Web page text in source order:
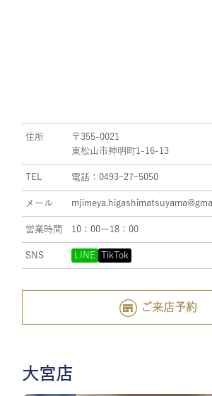
住所
〒355-0021
東松山市神明町1-16-13
TEL 電話：0493ｰ27ｰ5050
メール
営業時間 10：00ー18：00
SNS LINE TikTok
ご来店予約
大宮店